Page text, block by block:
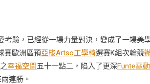
考驗，已經從一場力量對決，變成了一場美
賽歐洲區預亞梭Artso工學椅選賽K組次輪競
幸福空間五十一點二，陷入了更深Funte電
連勝。